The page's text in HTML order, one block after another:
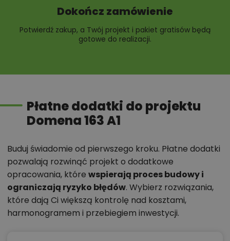
Dokończ zamówienie
Potwierdź zakup, a Twój projekt i pakiet gratisów będą
gotowe do realizacji.
Płatne dodatki do projektu
Domena 163 A1
Buduj świadomie od pierwszego kroku. Płatne dodatki
pozwalają rozwinąć projekt o dodatkowe
opracowania, które wspierają proces budowy i
ograniczają ryzyko błędów. Wybierz rozwiązania,
które dają Ci większą kontrolę nad kosztami,
harmonogramem i przebiegiem inwestycji.